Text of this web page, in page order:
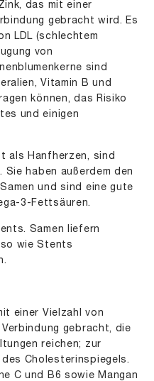
das mit einer
gebracht wird. Es
LDL (schlechtem
von
sind
Vitamin B und
können, das Risiko
und einigen
als Hanfherzen, sind
Sie haben außerdem den
und sind eine gute
3-Fettsäuren.
Samen liefern
wie Stents
einer Vielzahl von
gebracht, die
reichen; zur
Cholesterinspiegels.
C und B6 sowie Mangan